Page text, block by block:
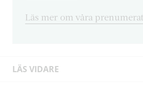
Läs mer om våra
LÄS VIDARE